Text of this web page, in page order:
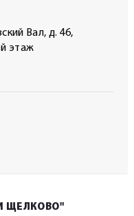
Вал, д. 46,
этаж
ЩЕЛКОВО"